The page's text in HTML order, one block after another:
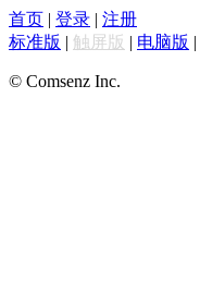
首页 | 登录 | 注册
标准版 | 触屏版 | 电脑版 |
© Comsenz Inc.